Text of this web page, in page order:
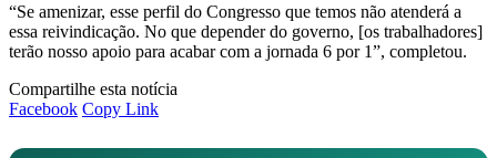
“Se amenizar, esse perfil do Congresso que temos não atenderá a
essa reivindicação. No que depender do governo, [os trabalhadores]
terão nosso apoio para acabar com a jornada 6 por 1”, completou.
Compartilhe esta notícia
Facebook Copy Link